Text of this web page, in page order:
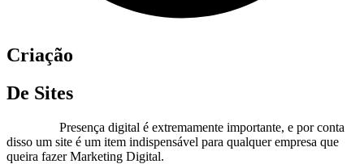
Criação
De Sites
Presença digital é extremamente importante, e por conta
disso um site é um item indispensável para qualquer empresa que
queira fazer Marketing Digital.